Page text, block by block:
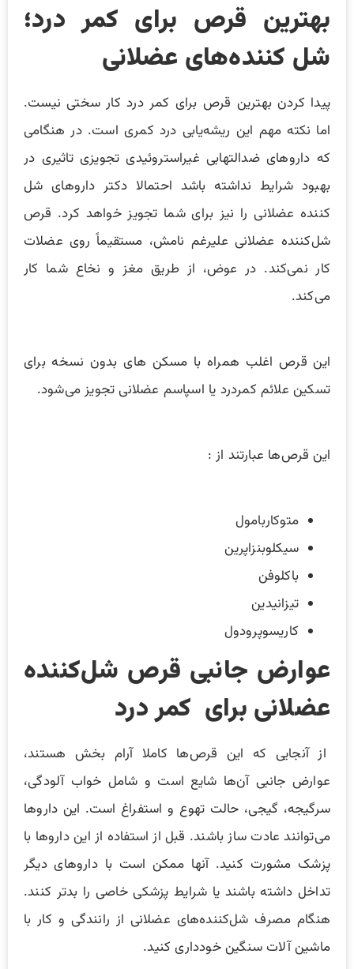
بهترین قرص برای کمر درد؛
شل کننده‌های عضلانی
پیدا کردن بهترین قرص برای کمر درد کار سختی نیست.
اما نکته مهم این ریشه‌یابی درد کمری است. در هنگامی
که داروهای ضدالتهابی غیراستروئیدی تجویزی تاثیری در
بهبود شرایط نداشته باشد احتمالا دکتر داروهای شل
کننده عضلانی را نیز برای شما تجویز خواهد کرد. قرص
شل‌کننده عضلانی علیرغم نامش، مستقیماً روی عضلات
کار نمی‌کند. در عوض، از طریق مغز و نخاع شما کار
می‌کند.
این قرص اغلب همراه با مسکن های بدون نسخه برای
تسکین علائم کمردرد یا اسپاسم عضلانی تجویز می‌شود.
این قرص‌ها عبارتند از :
متوکاربامول
سیکلوبنزاپرین
باکلوفن
تیزانیدین
کاریسوپرودول
عوارض جانبی قرص‌ شل‌کننده
عضلانی برای کمر درد
از آنجایی که این قرص‌ها کاملا آرام بخش هستند،
عوارض جانبی آن‌ها شایع است و شامل خواب آلودگی،
سرگیجه، گیجی، حالت تهوع و استفراغ است. این داروها
می‌توانند عادت ساز باشند. قبل از استفاده از این داروها با
پزشک مشورت کنید. آنها ممکن است با داروهای دیگر
تداخل داشته باشند یا شرایط پزشکی خاصی را بدتر کنند.
هنگام مصرف شل‌کننده‌های عضلانی از رانندگی و کار با
ماشین آلات سنگین خودداری کنید.